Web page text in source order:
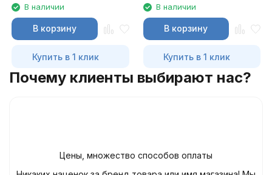
В наличии
В корзину
Купить в 1 клик
В наличии
В корзину
Купить в 1 клик
Почему клиенты выбирают нас?
Цены, множество способов оплаты